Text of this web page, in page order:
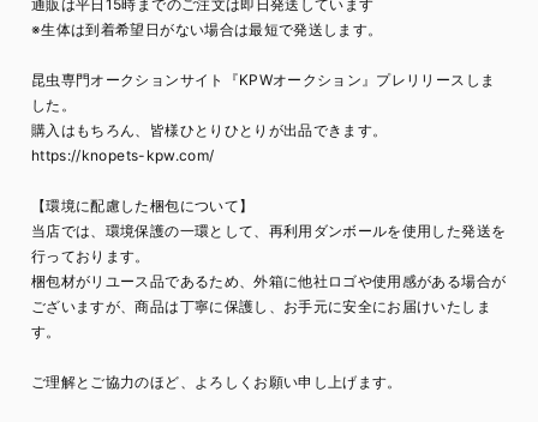
通販は平日15時までのご注文は即日発送しています
※生体は到着希望日がない場合は最短で発送します。
昆虫専門オークションサイト『KPWオークション』プレリリースしま
した。
購入はもちろん、皆様ひとりひとりが出品できます。
https://knopets-kpw.com/
【環境に配慮した梱包について】
当店では、環境保護の一環として、再利用ダンボールを使用した発送を
行っております。
梱包材がリユース品であるため、外箱に他社ロゴや使用感がある場合が
ございますが、商品は丁寧に保護し、お手元に安全にお届けいたしま
す。
ご理解とご協力のほど、よろしくお願い申し上げます。